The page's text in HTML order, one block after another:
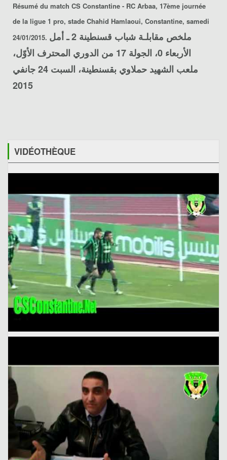
Résumé du match CS Constantine - RC Arbaa, 17ème journée
de la ligue 1 pro, stade Chahid Hamlaoui, Constantine, samedi
24/01/2015.
ملخص مقابلـة
شباب قسنطينة 2 ـ أمل
الأربعاء 0
، الجولة 17 من الدوري المحترف الأوّل،
ملعب الشهيد حملاوي بقسنطينة، السبت 24 جانفي
2015
VIDÉOTHÈQUE